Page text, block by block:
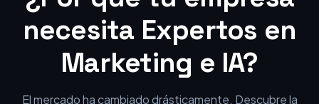
necesita Expertos en
Marketing e IA?
El mercado ha cambiado drásticamente. Descubre la